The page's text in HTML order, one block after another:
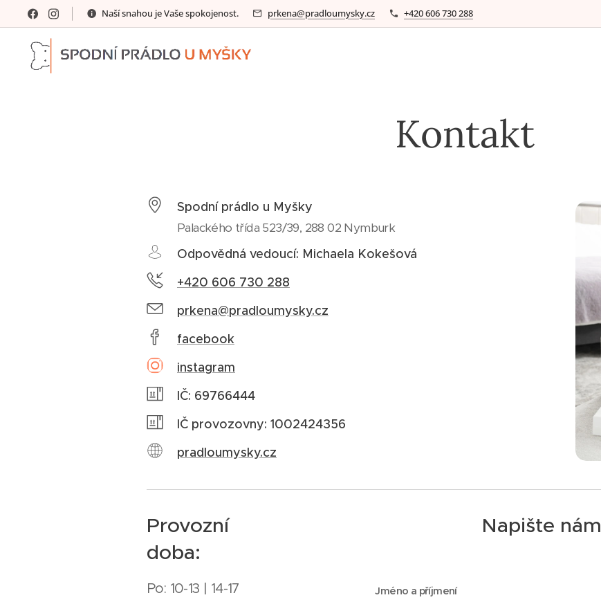
Naší snahou je Vaše spokojenost. prkena@pradloumysky.cz +420 606 730 288
Kontakt
Spodní prádlo u Myšky
Palackého třída 523/39, 288 02 Nymburk
Odpovědná vedoucí: Michaela Kokešová
+420 606 730 288
prkena@pradloumysky.cz
facebook
instagram
IČ: 69766444
IČ provozovny: 1002424356
pradloumysky.cz
Provozní
doba:
Po: 10-13 | 14-17
Napište nám
Jméno a příjmení